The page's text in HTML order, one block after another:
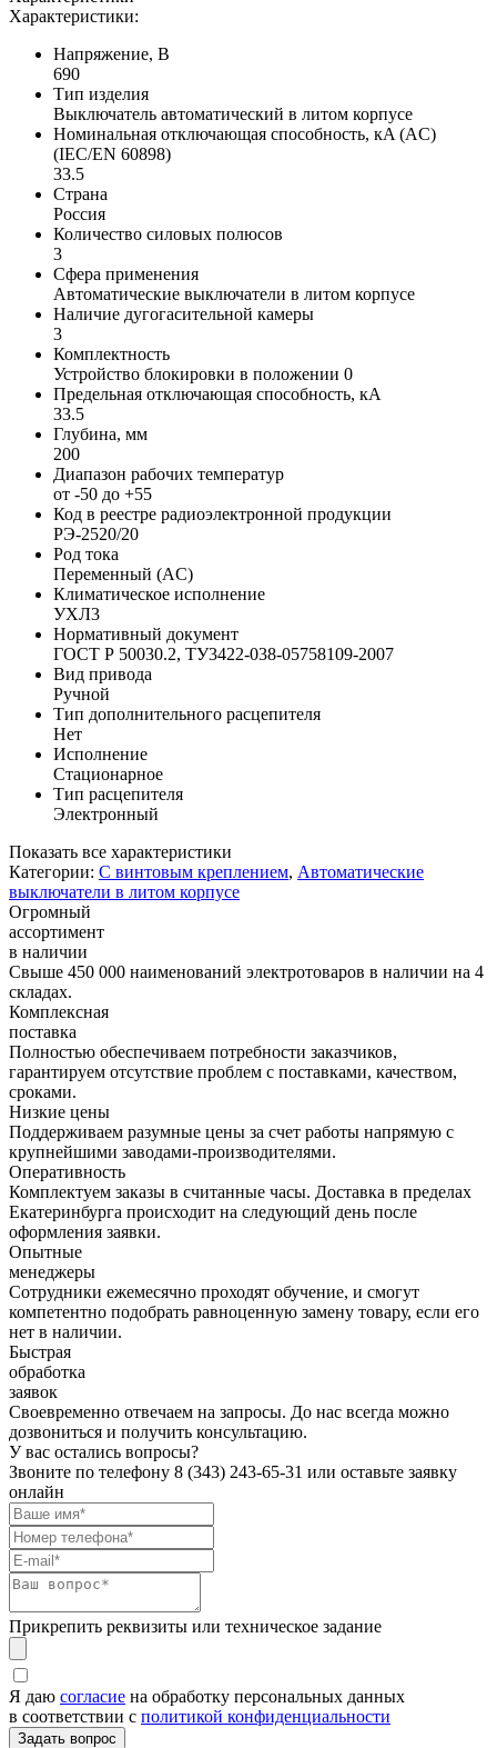
Характеристики:
Напряжение, В
690
Тип изделия
Выключатель автоматический в литом корпусе
Номинальная отключающая способность, кA (AC)
(IEC/EN 60898)
33.5
Страна
Россия
Количество силовых полюсов
3
Сфера применения
Автоматические выключатели в литом корпусе
Наличие дугогасительной камеры
3
Комплектность
Устройство блокировки в положении 0
Предельная отключающая способность, кA
33.5
Глубина, мм
200
Диапазон рабочих температур
от -50 до +55
Код в реестре радиоэлектронной продукции
РЭ-2520/20
Род тока
Переменный (AC)
Климатическое исполнение
УХЛ3
Нормативный документ
ГОСТ Р 50030.2, ТУ3422-038-05758109-2007
Вид привода
Ручной
Тип дополнительного расцепителя
Нет
Исполнение
Стационарное
Тип расцепителя
Электронный
Показать все характеристики
Категории: С винтовым креплением, Автоматические
выключатели в литом корпусе
Огромный
ассортимент
в наличии
Свыше 450 000 наименований электротоваров в наличии на 4
складах.
Комплексная
поставка
Полностью обеспечиваем потребности заказчиков,
гарантируем отсутствие проблем с поставками, качеством,
сроками.
Низкие цены
Поддерживаем разумные цены за счет работы напрямую с
крупнейшими заводами-производителями.
Оперативность
Комплектуем заказы в считанные часы. Доставка в пределах
Екатеринбурга происходит на следующий день после
оформления заявки.
Опытные
менеджеры
Сотрудники ежемесячно проходят обучение, и смогут
компетентно подобрать равноценную замену товару, если его
нет в наличии.
Быстрая
обработка
заявок
Своевременно отвечаем на запросы. До нас всегда можно
дозвониться и получить консультацию.
У вас остались вопросы?
Звоните по телефону 8 (343) 243-65-31 или оставьте заявку
онлайн
Прикрепить реквизиты или техническое задание
Я даю согласие на обработку персональных данных
в соответствии с политикой конфиденциальности